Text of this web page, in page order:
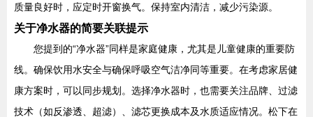
质量良好时，应定时开窗换气。保持室内清洁，减少污染源。
关于净水器的简要关联提示
您提到的“净水器”同样是家庭健康，尤其是儿童健康的重要防
线。确保饮用水安全与确保呼吸空气洁净同等重要。在考虑家居健
康方案时，可以同步规划。选择净水器时，也需要关注品牌、过滤
技术（如反渗透、超滤）、滤芯更换成本及水质适应情况。松下在